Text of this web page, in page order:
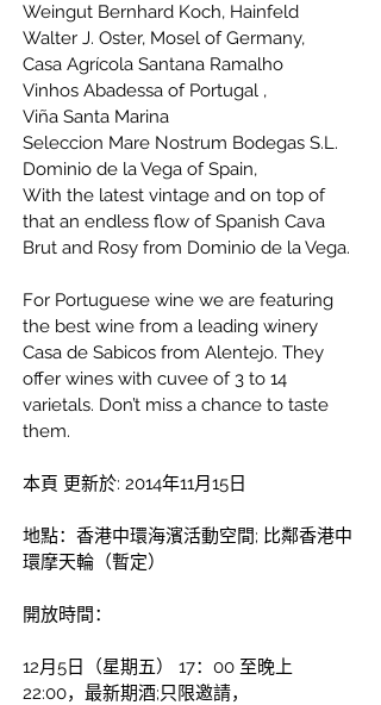
Weingut Bernhard Koch, Hainfeld
Walter J. Oster, Mosel of Germany,
Casa Agrícola Santana Ramalho
Vinhos Abadessa of Portugal ,
Viña Santa Marina
Seleccion Mare Nostrum Bodegas S.L.
Dominio de la Vega of Spain,
With the latest vintage and on top of
that an endless flow of Spanish Cava
Brut and Rosy from Dominio de la Vega.
For Portuguese wine we are featuring
the best wine from a leading winery
Casa de Sabicos from Alentejo. They
offer wines with cuvee of 3 to 14
varietals. Don’t miss a chance to taste
them.
本頁 更新於: 2014年11月15日
地點：香港中環海濱活動空間; 比鄰香港中
環摩天輪（暫定）
開放時間：
12月5日（星期五）
17：00 至晚上
22:00，最新期酒;只限邀請，